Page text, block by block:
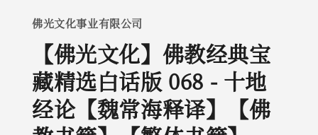
佛光文化事业有限公司
【佛光文化】佛教经典宝
藏精选白话版 068 - 十地
经论【魏常海释译】【佛